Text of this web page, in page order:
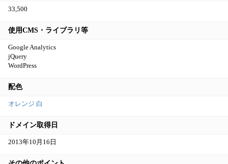
33,500
使用CMS・ライブラリ等
Google Analytics
jQuery
WordPress
配色
オレンジ 白
ドメイン取得日
2013年10月16日